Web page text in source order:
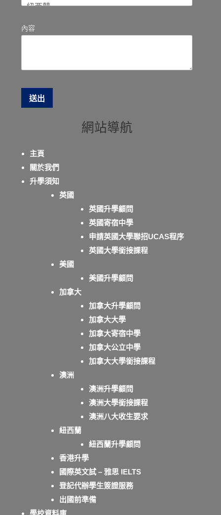
內容
網站導航
主頁
關於我們
升學須知
英國
英國升學顧問
英國寄宿中學
申請英國大學聯招UCAS程序
英國大學銜接課程
美國
美國升學顧問
加拿大
加拿大升學顧問
加拿大大學
加拿大寄宿中學
加拿大公立中學
加拿大大學銜接課程
澳洲
澳洲升學顧問
澳洲大學銜接課程
澳洲八大收生要求
紐西蘭
紐西蘭升學顧問
香港升學
國際英文試 – 雅思 IELTS
登記代辦學生簽證服務
出國前準備
學校資料庫